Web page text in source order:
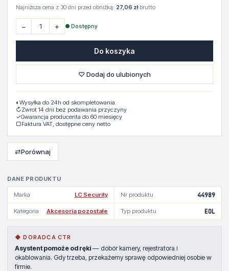
DANE PRODUKTU
Marka LC Security Nr produktu 44989
Kategoria Akcesoria pozostałe Typ produktu EOL
◆ DORADCA CTR
Asystent pomoże od ręki — dobór kamery, rejestratora i
okablowania. Gdy trzeba, przekażemy sprawę odpowiedniej osobie w
firmie.
Najniższa cena z 30 dni przed obniżką: 27,06 złbrutto
− + ● Dostępny
Do koszyka
♡ Dodaj do ulubionych
◐ Wysyłka do 24h od skompletowania.
↻Zwrot 14 dni bez podawania przyczyny
✓Gwarancja producenta do 60 miesięcy
▢Faktura VAT, dostępne ceny netto
⇄Porównaj